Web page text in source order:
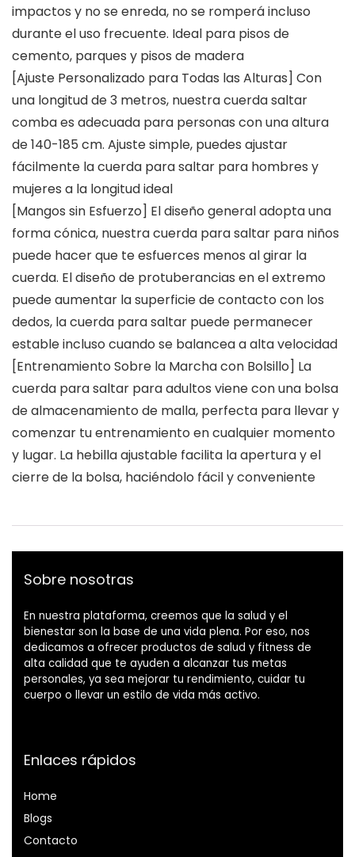
impactos y no se enreda, no se romperá incluso
durante el uso frecuente. Ideal para pisos de
cemento, parques y pisos de madera
[Ajuste Personalizado para Todas las Alturas] Con
una longitud de 3 metros, nuestra cuerda saltar
comba es adecuada para personas con una altura
de 140-185 cm. Ajuste simple, puedes ajustar
fácilmente la cuerda para saltar para hombres y
mujeres a la longitud ideal
[Mangos sin Esfuerzo] El diseño general adopta una
forma cónica, nuestra cuerda para saltar para niños
puede hacer que te esfuerces menos al girar la
cuerda. El diseño de protuberancias en el extremo
puede aumentar la superficie de contacto con los
dedos, la cuerda para saltar puede permanecer
estable incluso cuando se balancea a alta velocidad
[Entrenamiento Sobre la Marcha con Bolsillo] La
cuerda para saltar para adultos viene con una bolsa
de almacenamiento de malla, perfecta para llevar y
comenzar tu entrenamiento en cualquier momento
y lugar. La hebilla ajustable facilita la apertura y el
cierre de la bolsa, haciéndolo fácil y conveniente
Sobre nosotras
En nuestra plataforma, creemos que la salud y el
bienestar son la base de una vida plena. Por eso, nos
dedicamos a ofrecer productos de salud y fitness de
alta calidad que te ayuden a alcanzar tus metas
personales, ya sea mejorar tu rendimiento, cuidar tu
cuerpo o llevar un estilo de vida más activo.
Enlaces rápidos
Home
Blogs
Contacto